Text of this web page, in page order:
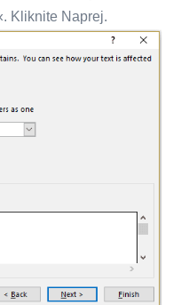
Kliknite Naprej.